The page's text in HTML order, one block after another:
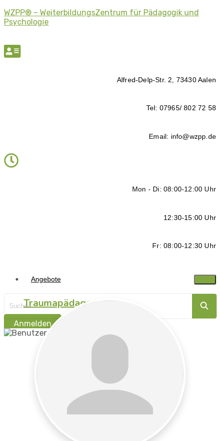
WZPP® – WeiterbildungsZentrum für Pädagogik und
Psychologie
Alfred-Delp-Str. 2, 73430 Aalen
Tel: 07965/ 802 72 58
Email: info@wzpp.de
Mon - Di: 08:00-12:00 Uhr
12:30-15:00 Uhr
Fr: 08:00-12:30 Uhr
Angebote
Traumapädagogik
Traumasensibel
Ressorcen stärken
Traumapädagogik
Anmelden